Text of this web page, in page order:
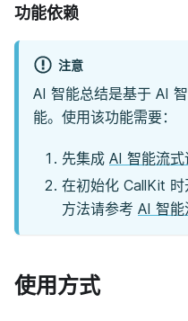
功能依赖
注意
AI 智能总结是基于 AI
能。使用该功能需要：
先集成 AI 智能流式
在初始化 CallKit
方法请参考 AI 智能
使用方式